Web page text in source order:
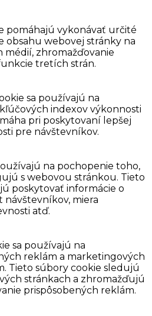
pomáhajú vykonávať určité
obsahu webovej stránky na
médií, zhromažďovanie
tretích strán.
sa používajú na
indexov výkonnosti
pri poskytovaní lepšej
pre návštevníkov.
na pochopenie toho,
s webovou stránkou. Tieto
poskytovať informácie o
návštevníkov, miera
atď.
sa používajú na
reklám a marketingových
Tieto súbory cookie sledujú
stránkach a zhromažďujú
prispôsobených reklám.